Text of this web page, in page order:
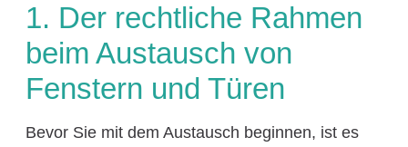
1. Der rechtliche Rahmen
beim Austausch von
Fenstern und Türen
Bevor Sie mit dem Austausch beginnen, ist es